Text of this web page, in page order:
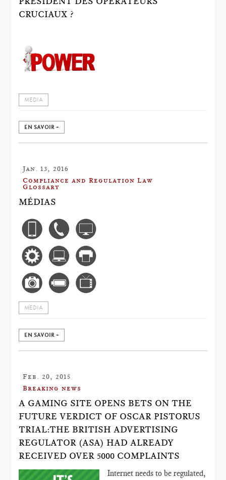
CRUCIAUX ?
MEDIA
EN SAVOIR +
Jan. 13, 2016
Compliance and Regulation Law
Glossary
MÉDIAS
MEDIA
EN SAVOIR +
Feb. 20, 2015
Breaking news
A GAMING SITE OPENS BETS ON THE
FUTURE VERDICT OF OSCAR PISTORUS
TRIAL:THE BRITISH ADVERTISING
REGULATOR (ASA) HAD ALREADY
RECEIVED OVER 5000 COMPLAINTS
Internet needs to be regulated,